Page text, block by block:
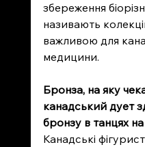
збереження
називають
важливою для
медицини.
Бронза, на яку
канадський дует
бронзу в танцях
Канадські